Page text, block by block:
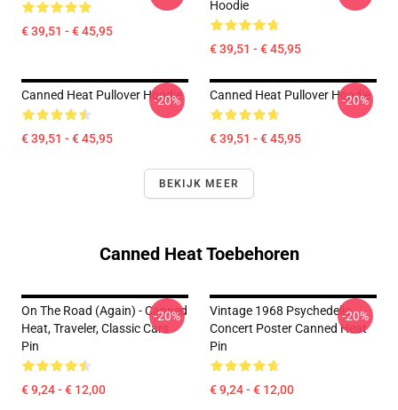
€ 39,51 - € 45,95
Hoodie
€ 39,51 - € 45,95
Canned Heat Pullover Hoodie
€ 39,51 - € 45,95
-20% Canned Heat Pullover Hoodie
€ 39,51 - € 45,95
-20%
BEKIJK MEER
Canned Heat Toebehoren
On The Road (again) - Canned
Heat, Traveler, Classic Cars
Pin
€ 9,24 - € 12,00
-20%
Vintage 1968 Psychedelic
Concert Poster Canned Heat
Pin
€ 9,24 - € 12,00
-20%